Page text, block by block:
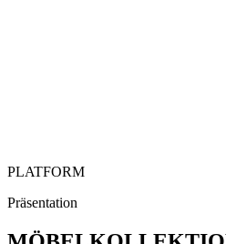
PLATFORM
Präsentation